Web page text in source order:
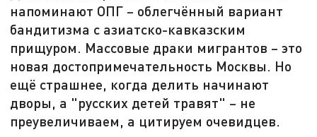
напоминают ОПГ – облегчённый вариант
бандитизма с азиатско-кавказским
прищуром. Массовые драки мигрантов – это
новая достопримечательность Москвы. Но
ещё страшнее, когда делить начинают
дворы, а "русских детей травят" – не
преувеличиваем, а цитируем очевидцев.